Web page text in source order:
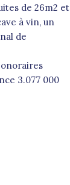
de 26m2 et
à vin, un
de
3.077 000